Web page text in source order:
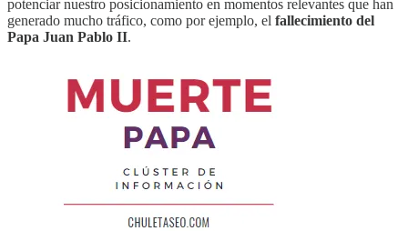
potenciar nuestro posicionamiento en momentos relevantes que han
generado mucho tráfico, como por ejemplo, el fallecimiento del
Papa Juan Pablo II.